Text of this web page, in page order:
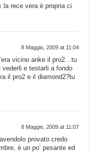
la rece vera è propria ci
8 Maggio, 2009 at 11:04
vicino anke il pro2…tu
e testarli a fondo
il pro2 e il diamond2?tu
8 Maggio, 2009 at 11:07
provato credo
è un po’ pesante ed